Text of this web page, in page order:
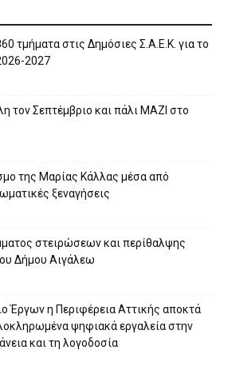
τμήματα στις Δημόσιες Σ.Α.Ε.Κ. για το
2027
τον Σεπτέμβριο και πάλι ΜΑΖΙ στο
της Μαρίας Κάλλας μέσα από
ξεναγήσεις
στειρώσεων και περίθαλψης
Δήμου Αιγάλεω
Έργων η Περιφέρεια Αττικής αποκτά
ψηφιακά εργαλεία στην
και τη λογοδοσία